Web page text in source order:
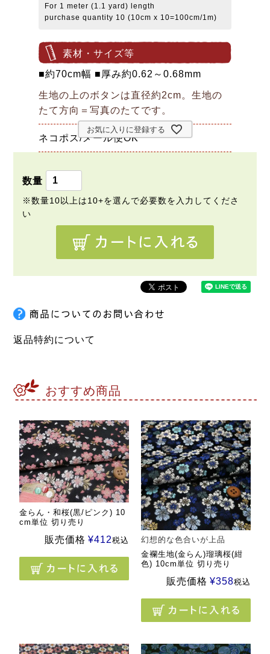
For 1 meter (1.1 yard) length
purchase quantity 10 (10cm x 10=100cm/1m)
素材・サイズ等
■約70cm幅 ■厚み約0.62～0.68mm
生地の上のボタンは直径約2cm。生地の
たて方向＝写真のたてです。
ネコポス/メール便OK
お気に入りに登録する
返品特約について
おすすめ商品
金らん・和桜(黒/ピンク) 10
cm単位 切り売り
販売価格 ¥412税込
幻想的な色合いが上品
金襴生地(金らん)瑠璃桜(紺
色) 10cm単位 切り売り
販売価格 ¥358税込